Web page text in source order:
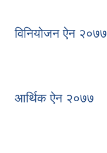
विनियोजन ऐन २०७७
आर्थिक ऐन २०७७